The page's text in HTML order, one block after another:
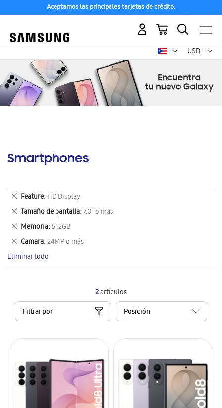
Aceptamos las principales tarjetas de crédito.
USD -
dólar
Mi carrito
Smartphones
2artículos
Filtrar por
Feature HD Display
Eliminar
este
artículo
Tamaño de pantalla 7.0" o más
Eliminar
este
artículo
Memoria 512GB
Eliminar
este
artículo
Camara 24MP o más
Eliminar
este
artículo
Eliminar todo